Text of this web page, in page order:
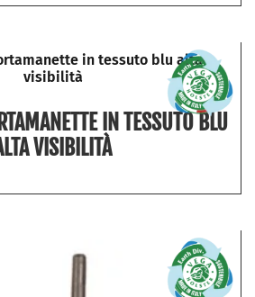
IN TESSUTO BLU
VISIBILITÀ